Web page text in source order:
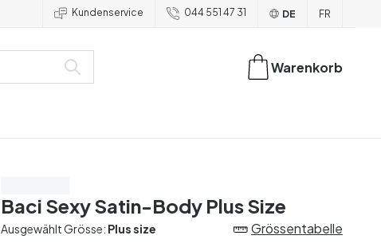
Kundenservice 044 551 47 31 DE FR
Warenkorb
Baci Sexy Satin-Body Plus Size
Ausgewählt Grösse: Plus size Grössentabelle